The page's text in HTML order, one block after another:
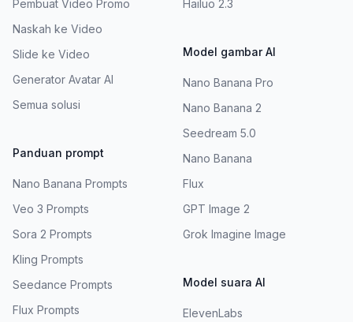
Pembuat Video Promo
Naskah ke Video
Slide ke Video
Generator Avatar AI
Semua solusi
Panduan prompt
Nano Banana Prompts
Veo 3 Prompts
Sora 2 Prompts
Kling Prompts
Seedance Prompts
Flux Prompts
Hailuo 2.3
Model gambar AI
Nano Banana Pro
Nano Banana 2
Seedream 5.0
Nano Banana
Flux
GPT Image 2
Grok Imagine Image
Model suara AI
ElevenLabs